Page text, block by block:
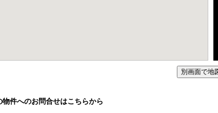
件へのお問合せはこちらから